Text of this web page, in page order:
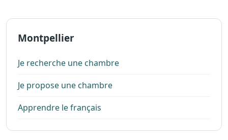
Montpellier
Je recherche une chambre
Je propose une chambre
Apprendre le français